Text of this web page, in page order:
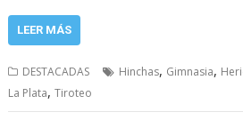
LEER MÁS
DESTACADAS Hinchas, Gimnasia,
La Plata,Tiroteo